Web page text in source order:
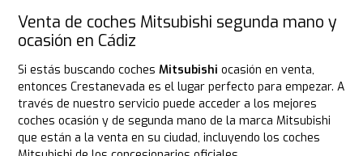
Venta de coches Mitsubishi segunda mano y
ocasión en Cádiz
Si estás buscando cochesMitsubishi ocasión en venta,
entonces Crestanevada es el lugar perfecto para empezar. A
través de nuestro servicio puede acceder a los mejores
coches ocasión y de segunda mano de la marca Mitsubishi
que están a la venta en su ciudad, incluyendo los coches